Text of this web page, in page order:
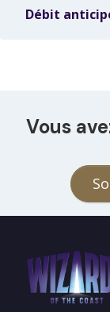
Débit
Vous